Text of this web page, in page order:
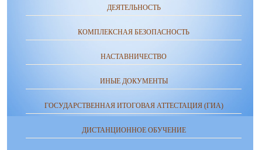
ДЕЯТЕЛЬНОСТЬ
КОМПЛЕКСНАЯ БЕЗОПАСНОСТЬ
НАСТАВНИЧЕСТВО
ИНЫЕ ДОКУМЕНТЫ
ГОСУДАРСТВЕННАЯ ИТОГОВАЯ АТТЕСТАЦИЯ (ГИА)
ДИСТАНЦИОННОЕ ОБУЧЕНИЕ